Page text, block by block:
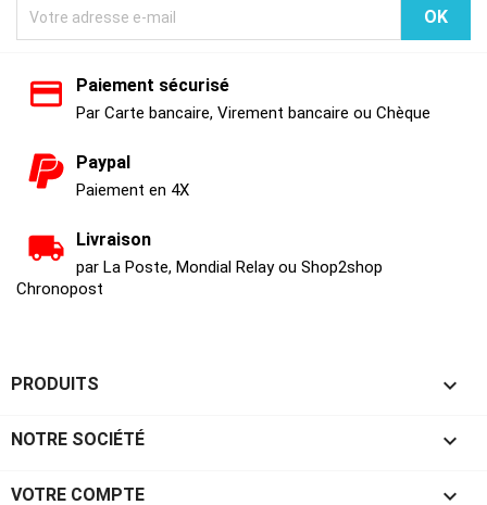
Paiement sécurisé
Par Carte bancaire, Virement bancaire ou Chèque
Paypal
Paiement en 4X
Livraison
par La Poste, Mondial Relay ou Shop2shop
Chronopost
PRODUITS 
NOTRE SOCIÉTÉ 
VOTRE COMPTE 